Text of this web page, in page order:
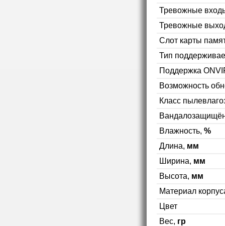
Тревожные
Тревожные
Слот карты
Тип
Поддержка
Возможность
Класс
Влажность, %
Длина, мм
Ширина, мм
Высота, мм
Материал
Цвет
Вес, гр